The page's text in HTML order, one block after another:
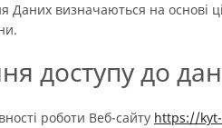
Даних визначаються на основі
доступу до
роботи Веб-сайту https://